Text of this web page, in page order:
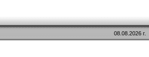
08.08.2026 г.